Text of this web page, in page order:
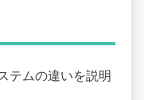
テムの違いを説明